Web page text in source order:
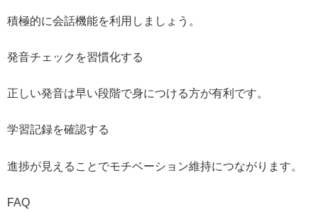
積極的に会話機能を利用しましょう。
発音チェックを習慣化する
正しい発音は早い段階で身につける方が有利です。
学習記録を確認する
進捗が見えることでモチベーション維持につながります。
FAQ